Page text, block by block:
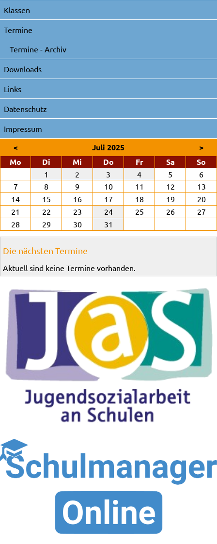
Klassen
Termine
Termine - Archiv
Downloads
Links
Datenschutz
Impressum
< Juli 2025
>
Mo
Di enstagMi ttwochDonnerstag
Freitag SamstagSo
1 2 3 4 5
6
7
8 9 10 11 12
13
14
15 16 17 18 19
20
21
22 23 24 25 26
27
28
29 30 31
Die nächsten Termine
Aktuell sind keine Termine vorhanden.